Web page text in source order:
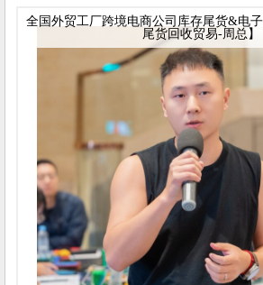
全国外贸工厂跨境电商公司库存尾货&电
尾货回收贸易-周总】